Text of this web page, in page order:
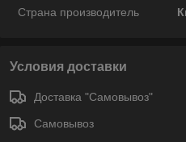
Страна производитель
Условия доставки
Доставка "Самовывоз"
Самовывоз